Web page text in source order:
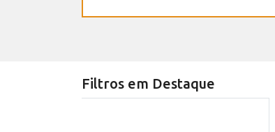
Filtros em Destaque